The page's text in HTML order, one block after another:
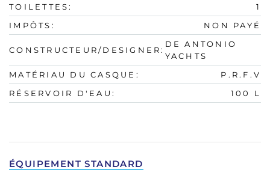
TOILETTES:
1
IMPÔTS:
NON PAYÉ
CONSTRUCTEUR/DESIGNER:
DE ANTONIO
YACHTS
MATÉRIAU DU CASQUE:
P.R.F.V
RÉSERVOIR D'EAU:
100 L
ÉQUIPEMENT STANDARD